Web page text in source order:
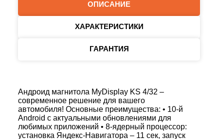
ОПИСАНИЕ
ХАРАКТЕРИСТИКИ
ГАРАНТИЯ
Андроид магнитола MyDisplay KS 4/32 –
современное решение для вашего
автомобиля! Основные преимущества: • 10-й
Android с актуальными обновлениями для
любимых приложений • 8-ядерный процессор:
установка Яндекс-Навигатора – 11 сек, запуск